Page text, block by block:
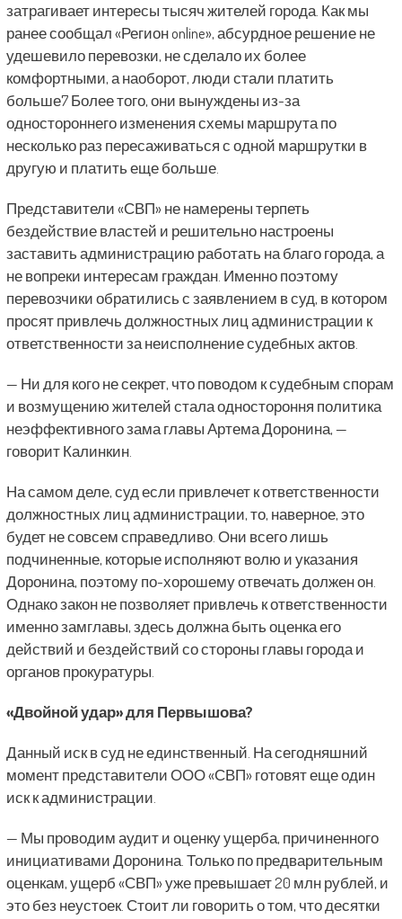
затрагивает интересы тысяч жителей города. Как мы
ранее сообщал «Регион online», абсурдное решение не
удешевило перевозки, не сделало их более
комфортными, а наоборот, люди стали платить
больше7 Более того, они вынуждены из-за
одностороннего изменения схемы маршрута по
несколько раз пересаживаться с одной маршрутки в
другую и платить еще больше.
Представители «СВП» не намерены терпеть
бездействие властей и решительно настроены
заставить администрацию работать на благо города, а
не вопреки интересам граждан. Именно поэтому
перевозчики обратились с заявлением в суд, в котором
просят привлечь должностных лиц администрации к
ответственности за неисполнение судебных актов.
— Ни для кого не секрет, что поводом к судебным спорам
и возмущению жителей стала одностороння политика
неэффективного зама главы Артема Доронина, —
говорит Калинкин.
На самом деле, суд если привлечет к ответственности
должностных лиц администрации, то, наверное, это
будет не совсем справедливо. Они всего лишь
подчиненные, которые исполняют волю и указания
Доронина, поэтому по-хорошему отвечать должен он.
Однако закон не позволяет привлечь к ответственности
именно замглавы, здесь должна быть оценка его
действий и бездействий со стороны главы города и
органов прокуратуры.
«Двойной удар» для Первышова?
Данный иск в суд не единственный. На сегодняшний
момент представители ООО «СВП» готовят еще один
иск к администрации.
— Мы проводим аудит и оценку ущерба, причиненного
инициативами Доронина. Только по предварительным
оценкам, ущерб «СВП» уже превышает 20 млн рублей, и
это без неустоек. Стоит ли говорить о том, что десятки